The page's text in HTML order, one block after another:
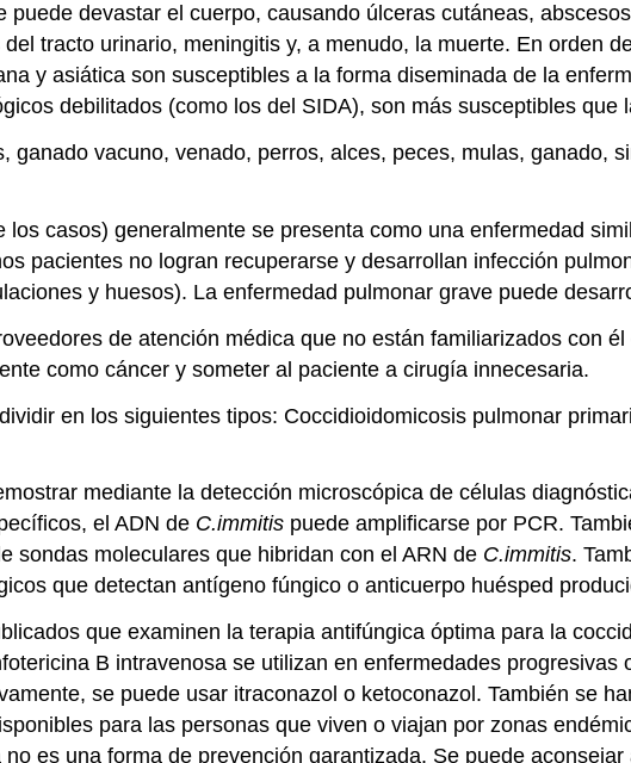
puede devastar el cuerpo, causando úlceras cutáneas,
tracto urinario, meningitis y, a menudo, la muerte. En orden
y asiática son susceptibles a la forma diseminada de la
debilitados (como los del SIDA), son más susceptibles que
ganado vacuno, venado, perros, alces, peces, mulas, ganado,
los casos) generalmente se presenta como una enfermedad
pacientes no logran recuperarse y desarrollan infección
y huesos). La enfermedad pulmonar grave puede
de atención médica que no están familiarizados con
como cáncer y someter al paciente a cirugía innecesaria.
en los siguientes tipos: Coccidioidomicosis pulmonar
mediante la detección microscópica de células
el ADN de C.immitis puede amplificarse por PCR.
sondas moleculares que hibridan con el ARN de C.immitis.
que detectan antígeno fúngico o anticuerpo huésped
que examinen la terapia antifúngica óptima para la
B intravenosa se utilizan en enfermedades
se puede usar itraconazol o ketoconazol. También se
para las personas que viven o viajan por zonas
es una forma de prevención garantizada. Se puede